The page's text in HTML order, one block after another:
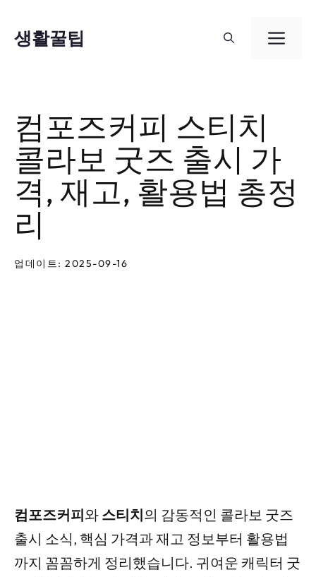
생활꿀팁
메
컴포즈커피 스티치
콜라보 굿즈 출시 가
격, 재고, 활용법 총정
리
업데이트: 2025-09-16
컴포즈커피와 스티치의 감동적인 콜라보 굿즈
출시 소식, 핵심 가격과 재고 정보부터 활용법
까지 꼼꼼하게 정리했습니다. 귀여운 캐릭터 굿